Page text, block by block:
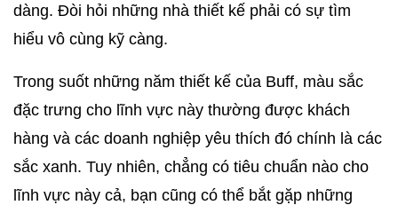
dàng. Đòi hỏi những nhà thiết kế phải có sự tìm
hiểu vô cùng kỹ càng.
Trong suốt những năm thiết kế của Buff, màu sắc
đặc trưng cho lĩnh vực này thường được khách
hàng và các doanh nghiệp yêu thích đó chính là các
sắc xanh. Tuy nhiên, chẳng có tiêu chuẩn nào cho
lĩnh vực này cả, bạn cũng có thể bắt gặp những